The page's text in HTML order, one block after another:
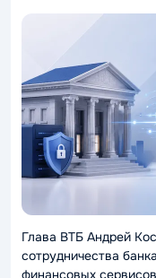
Глава ВТБ Андрей
сотрудничества
финансовых